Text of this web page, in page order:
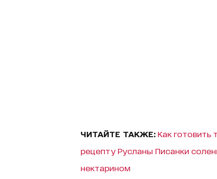
ЧИТАЙТЕ ТАКЖЕ: Как готовить
рецепту Русланы Писанки
нектарином